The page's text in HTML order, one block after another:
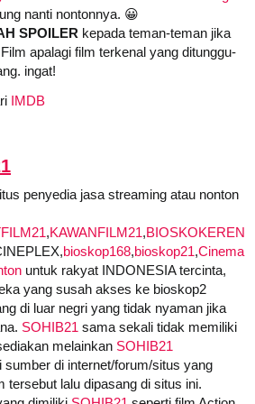
nanti nontonnya. 😀
SPOILER kepada teman-teman jika
apalagi film terkenal yang ditunggu-
ingat!
IMDB
penyedia jasa streaming atau nonton
,KAWANFILM21,BIOSKOKEREN
bioskop168,bioskop21,Cinema
untuk rakyat INDONESIA tercinta,
yang susah akses ke bioskop2
di luar negri yang tidak nyaman jika
SOHIB21 sama sekali tidak memiliki
melainkan SOHIB21
sumber di internet/forum/situs yang
tersebut lalu dipasang di situs ini.